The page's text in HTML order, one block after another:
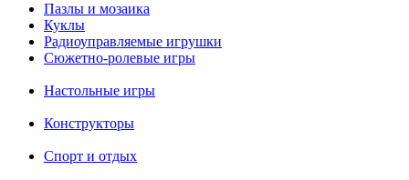
Пазлы и мозаика
Куклы
Радиоуправляемые игрушки
Сюжетно-ролевые игры
Настольные игры
Конструкторы
Спорт и отдых